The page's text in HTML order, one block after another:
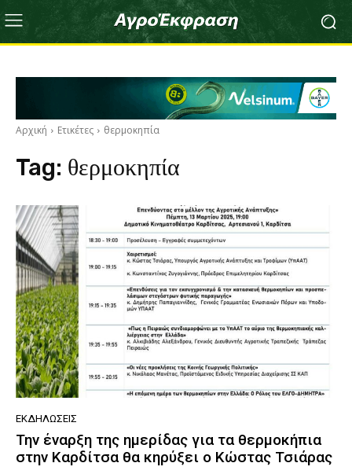
Αρχική Ετικέτες θερμοκηπία
Tag: θερμοκηπία
ΕΚΔΗΛΏΣΕΙΣ
Την έναρξη της ημερίδας για τα θερμοκήπια
στην Καρδίτσα θα κηρύξει ο Κώστας Τσιάρας